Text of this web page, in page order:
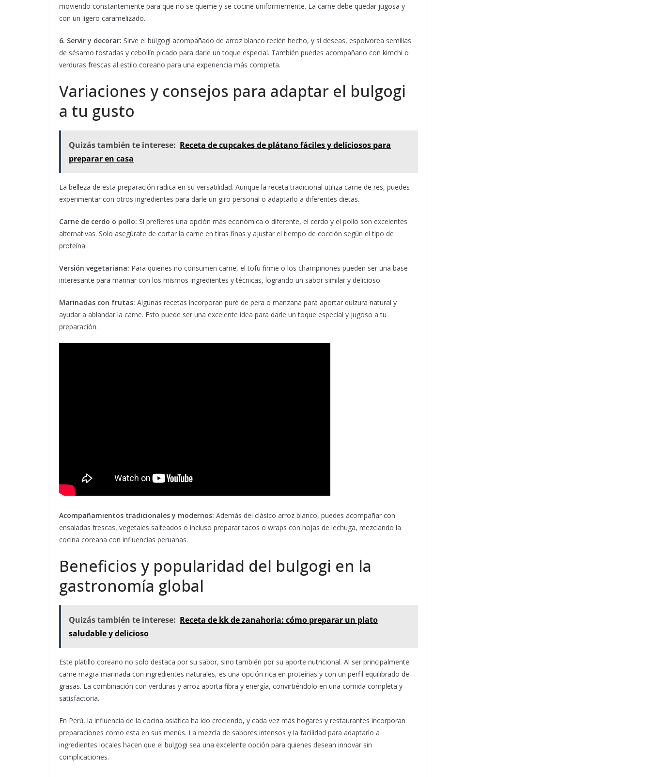
moviendo constantemente para que no se queme y se cocine uniformemente. La carne debe quedar jugosa y
con un ligero caramelizado.
6. Servir y decorar: Sirve el bulgogi acompañado de arroz blanco recién hecho, y si deseas, espolvorea semillas
de sésamo tostadas y cebollín picado para darle un toque especial. También puedes acompañarlo con kimchi o
verduras frescas al estilo coreano para una experiencia más completa.
Variaciones y consejos para adaptar el bulgogi
a tu gusto
Quizás también te interese: Receta de cupcakes de plátano fáciles y deliciosos para
preparar en casa
La belleza de esta preparación radica en su versatilidad. Aunque la receta tradicional utiliza carne de res, puedes
experimentar con otros ingredientes para darle un giro personal o adaptarlo a diferentes dietas.
Carne de cerdo o pollo: Si prefieres una opción más económica o diferente, el cerdo y el pollo son excelentes
alternativas. Solo asegúrate de cortar la carne en tiras finas y ajustar el tiempo de cocción según el tipo de
proteína.
Versión vegetariana: Para quienes no consumen carne, el tofu firme o los champiñones pueden ser una base
interesante para marinar con los mismos ingredientes y técnicas, logrando un sabor similar y delicioso.
Marinadas con frutas: Algunas recetas incorporan puré de pera o manzana para aportar dulzura natural y
ayudar a ablandar la carne. Esto puede ser una excelente idea para darle un toque especial y jugoso a tu
preparación.
Acompañamientos tradicionales y modernos: Además del clásico arroz blanco, puedes acompañar con
ensaladas frescas, vegetales salteados o incluso preparar tacos o wraps con hojas de lechuga, mezclando la
cocina coreana con influencias peruanas.
Beneficios y popularidad del bulgogi en la
gastronomía global
Quizás también te interese: Receta de kk de zanahoria: cómo preparar un plato
saludable y delicioso
Este platillo coreano no solo destaca por su sabor, sino también por su aporte nutricional. Al ser principalmente
carne magra marinada con ingredientes naturales, es una opción rica en proteínas y con un perfil equilibrado de
grasas. La combinación con verduras y arroz aporta fibra y energía, convirtiéndolo en una comida completa y
satisfactoria.
En Perú, la influencia de la cocina asiática ha ido creciendo, y cada vez más hogares y restaurantes incorporan
preparaciones como esta en sus menús. La mezcla de sabores intensos y la facilidad para adaptarlo a
ingredientes locales hacen que el bulgogi sea una excelente opción para quienes desean innovar sin
complicaciones.